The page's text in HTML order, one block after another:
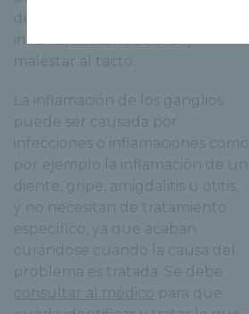
dependiendo del ganglio que se
inflama, causando dolor y
malestar al tacto.
La inflamación de los ganglios
puede ser causada por
infecciones o inflamaciones como
por ejemplo la inflamación de un
diente, gripe, amigdalitis u otitis,
y no necesitan de tratamiento
específico, ya que acaban
curándose cuando la causa del
problema es tratada. Se debe
consultar al médico
para que